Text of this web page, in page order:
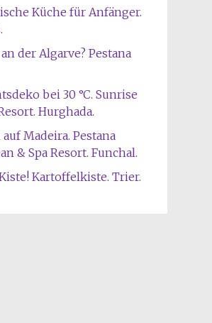
Küche für Anfänger.
der Algarve? Pestana
bei 30 °C. Sunrise
Hurghada.
Madeira. Pestana
& Spa Resort. Funchal.
Kartoffelkiste. Trier.